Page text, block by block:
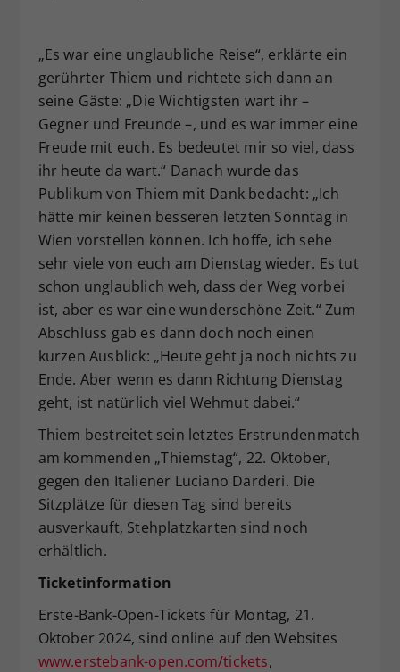
„Es war eine unglaubliche Reise“, erklärte ein
gerührter Thiem und richtete sich dann an
seine Gäste: „Die Wichtigsten wart ihr –
Gegner und Freunde –, und es war immer eine
Freude mit euch. Es bedeutet mir so viel, dass
ihr heute da wart.“ Danach wurde das
Publikum von Thiem mit Dank bedacht: „Ich
hätte mir keinen besseren letzten Sonntag in
Wien vorstellen können. Ich hoffe, ich sehe
sehr viele von euch am Dienstag wieder. Es tut
schon unglaublich weh, dass der Weg vorbei
ist, aber es war eine wunderschöne Zeit.“ Zum
Abschluss gab es dann doch noch einen
kurzen Ausblick: „Heute geht ja noch nichts zu
Ende. Aber wenn es dann Richtung Dienstag
geht, ist natürlich viel Wehmut dabei.“
Thiem bestreitet sein letztes Erstrundenmatch
am kommenden „Thiemstag“, 22. Oktober,
gegen den Italiener Luciano Darderi. Die
Sitzplätze für diesen Tag sind bereits
ausverkauft, Stehplatzkarten sind noch
erhältlich.
Ticketinformation
Erste-Bank-Open-Tickets für Montag, 21.
Oktober 2024, sind online auf den Websites
www.erstebank-open.com/tickets,